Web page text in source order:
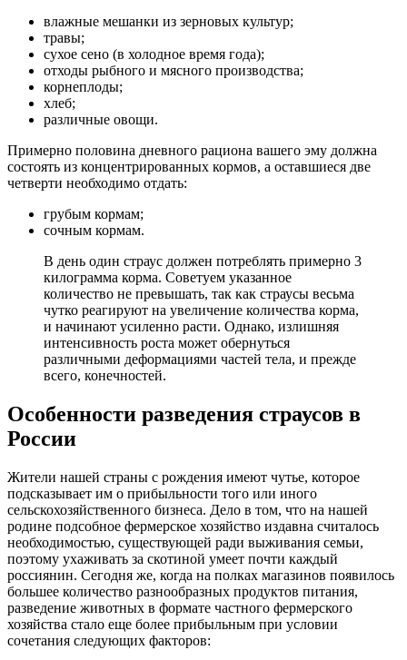
влажные мешанки из зерновых культур;
травы;
сухое сено (в холодное время года);
отходы рыбного и мясного производства;
корнеплоды;
хлеб;
различные овощи.
Примерно половина дневного рациона вашего эму должна
состоять из концентрированных кормов, а оставшиеся две
четверти необходимо отдать:
грубым кормам;
сочным кормам.
В день один страус должен потреблять примерно 3
килограмма корма. Советуем указанное
количество не превышать, так как страусы весьма
чутко реагируют на увеличение количества корма,
и начинают усиленно расти. Однако, излишняя
интенсивность роста может обернуться
различными деформациями частей тела, и прежде
всего, конечностей.
Особенности разведения страусов в
России
Жители нашей страны с рождения имеют чутье, которое
подсказывает им о прибыльности того или иного
сельскохозяйственного бизнеса. Дело в том, что на нашей
родине подсобное фермерское хозяйство издавна считалось
необходимостью, существующей ради выживания семьи,
поэтому ухаживать за скотиной умеет почти каждый
россиянин. Сегодня же, когда на полках магазинов появилось
большее количество разнообразных продуктов питания,
разведение животных в формате частного фермерского
хозяйства стало еще более прибыльным при условии
сочетания следующих факторов: